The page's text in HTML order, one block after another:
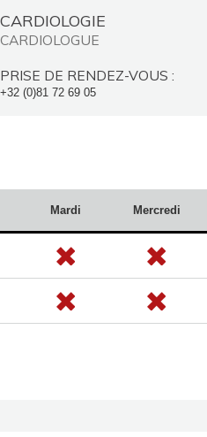
CARDIOLOGIE
CARDIOLOGUE
PRISE DE RENDEZ-VOUS :
+32 (0)81 72 69 05
Mardi Mercredi